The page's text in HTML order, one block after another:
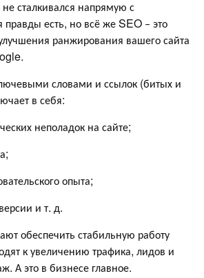
сталкивался напрямую с
правды есть, но всё же SEO ‒ это
ранжирования вашего сайта
словами и ссылок (битых и
в себя:
неполадок на сайте;
опыта;
и т. д.
обеспечить стабильную работу
к увеличению трафика, лидов и
А это в бизнесе главное.